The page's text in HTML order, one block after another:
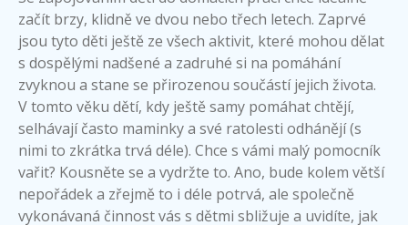
začít brzy, klidně ve dvou nebo třech letech. Zaprvé
jsou tyto děti ještě ze všech aktivit, které mohou dělat
s dospělými nadšené a zadruhé si na pomáhání
zvyknou a stane se přirozenou součástí jejich života.
V tomto věku dětí, kdy ještě samy pomáhat chtějí,
selhávají často maminky a své ratolesti odhánějí (s
nimi to zkrátka trvá déle). Chce s vámi malý pomocník
vařit? Kousněte se a vydržte to. Ano, bude kolem větší
nepořádek a zřejmě to i déle potrvá, ale společně
vykonávaná činnost vás s dětmi sbližuje a uvidíte, jak